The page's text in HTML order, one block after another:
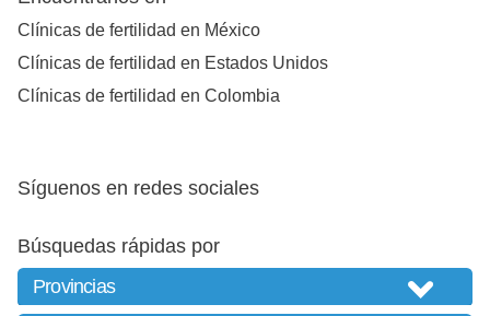
Clínicas de fertilidad en México
Clínicas de fertilidad en Estados Unidos
Clínicas de fertilidad en Colombia
Síguenos en redes sociales
Búsquedas rápidas por